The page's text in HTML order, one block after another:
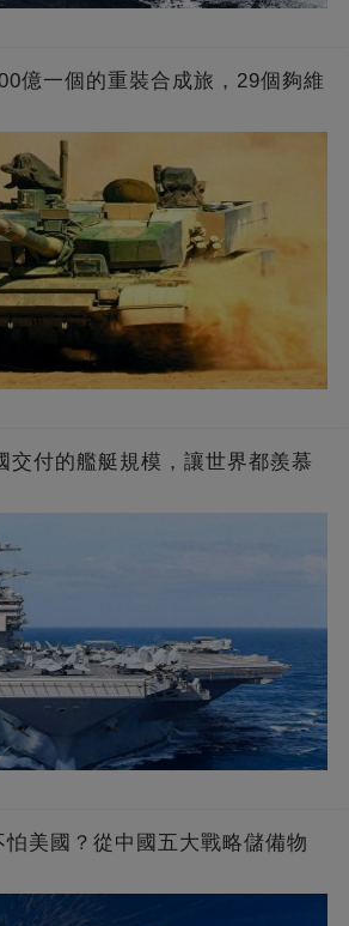
億一個的重裝合成旅，29個夠維
交付的艦艇規模，讓世界都羨慕
美國？從中國五大戰略儲備物